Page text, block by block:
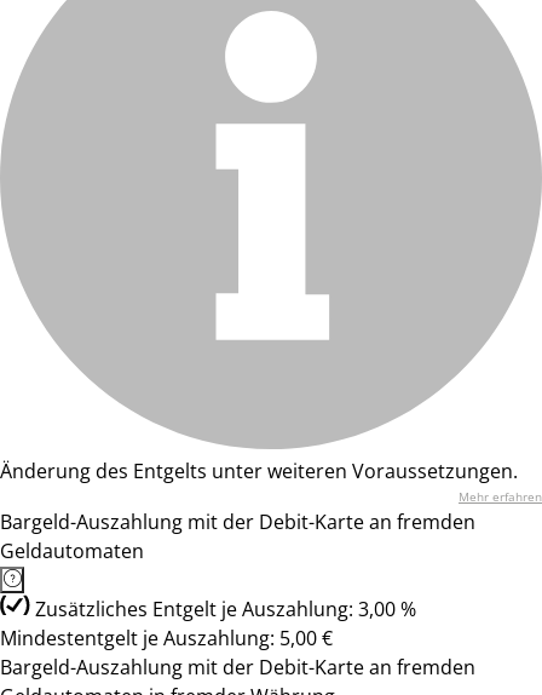
Änderung des Entgelts unter weiteren Voraussetzungen.
Mehr erfahren
Bargeld-Auszahlung mit der Debit-Karte an fremden
Geldautomaten
Zusätzliches Entgelt je Auszahlung: 3,00 %
Mindestentgelt je Auszahlung: 5,00 €
Bargeld-Auszahlung mit der Debit-Karte an fremden